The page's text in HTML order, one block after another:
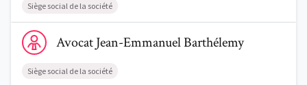
Siège social de la société
Voir le profil de AvocatJean-Emmanuel Barthélemy
AvocatJean-EmmanuelBarthélemy
Siège social de la société